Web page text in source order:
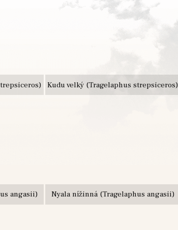
Kudu velký (Tragelaphus strepsiceros)
angasii) Nyala nížinná (Tragelaphus angasii)